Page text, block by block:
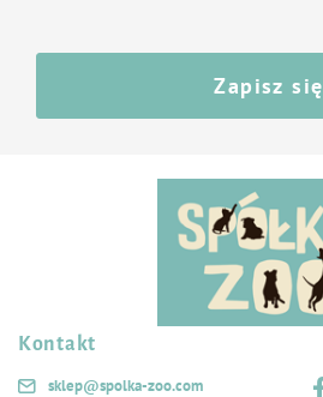
Zapisz się
Kontakt
sklep@spolka-zoo.com